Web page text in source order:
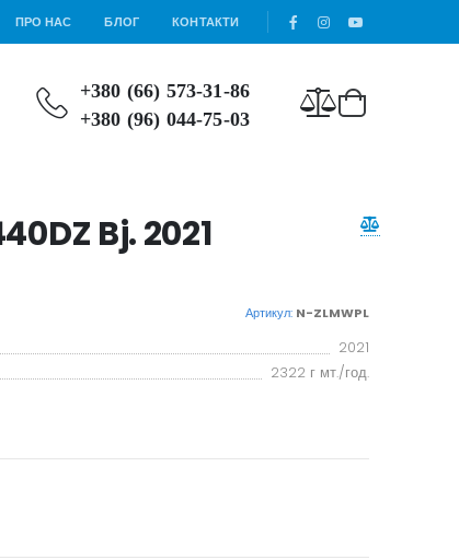
ПРО НАС БЛОГ КОНТАКТИ
+380 (66) 573-31-86
+380 (96) 044-75-03
Bj. 2021
Артикул: N-ZLMWPL
2021
2322 г мт./год.